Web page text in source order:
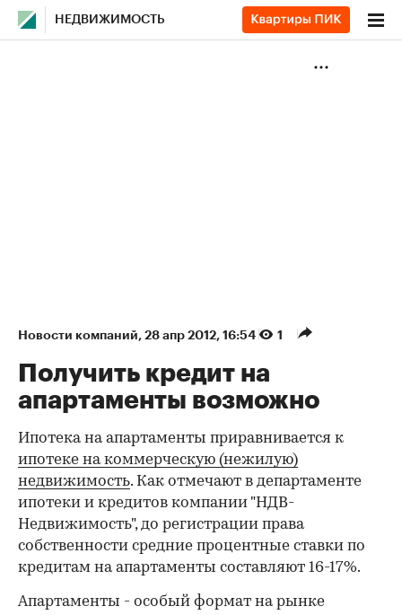
НЕДВИЖИМОСТЬ
Новости компаний⁠, 28 апр 2012, 16:54 1
Получить кредит на
апартаменты возможно
Ипотека на апартаменты приравнивается к
ипотеке на коммерческую (нежилую)
недвижимость. Как отмечают в департаменте
ипотеки и кредитов компании "НДВ-
Недвижимость", до регистрации права
собственности средние процентные ставки по
кредитам на апартаменты составляют 16-17%.
Апартаменты - особый формат на рынке